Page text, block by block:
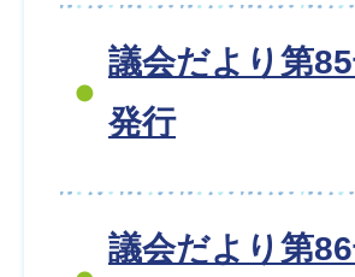
議会だより第
発行
議会だより第